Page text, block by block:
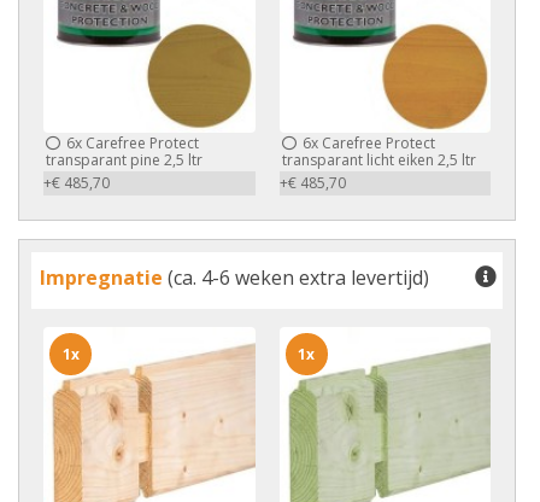
6x Carefree Protect
transparant pine 2,5 ltr
+€ 485,70
6xCarefree Protect
transparant licht eiken 2,5 ltr
+€ 485,70
Impregnatie (ca. 4-6 weken extra levertijd)
1x 1x